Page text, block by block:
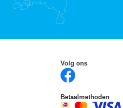
Volg ons
Betaalmethoden